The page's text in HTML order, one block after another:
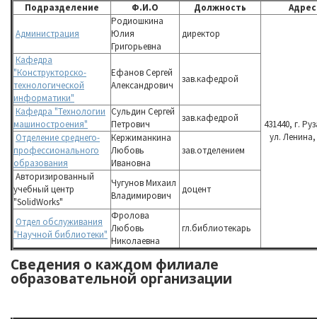
Подразделение Ф.И.О Должность Адрес
Администрация
Родиошкина
Юлия
Григорьевна
директор
431440, г.
ул. Ленина,
Кафедра
"Конструкторско-
технологической
информатики"
Ефанов Сергей
Александрович
зав.кафедрой
Кафедра "Технологии
машиностроения"
Сульдин Сергей
Петрович
зав.кафедрой
Отделение cреднего-
профессионального
образования
Кержиманкина
Любовь
Ивановна
зав.отделением
Авторизированный
учебный центр
"SolidWorks"
Чугунов Михаил
Владимирович
доцент
Отдел обслуживания
"Научной библиотеки"
Фролова
Любовь
Николаевна
гл.библиотекарь
Сведения о каждом филиале
образовательной организации